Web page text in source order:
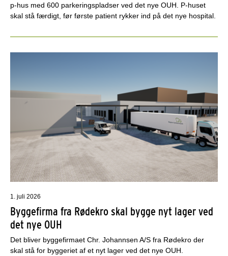
p-hus med 600 parkeringspladser ved det nye OUH. P-huset
skal stå færdigt, før første patient rykker ind på det nye hospital.
1. juli 2026
Byggefirma fra Rødekro skal bygge nyt lager ved
det nye OUH
Det bliver byggefirmaet Chr. Johannsen A/S fra Rødekro der
skal stå for byggeriet af et nyt lager ved det nye OUH.